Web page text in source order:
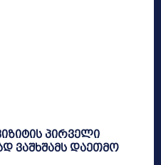
პირველი
ვაშხშამს დაეთმო